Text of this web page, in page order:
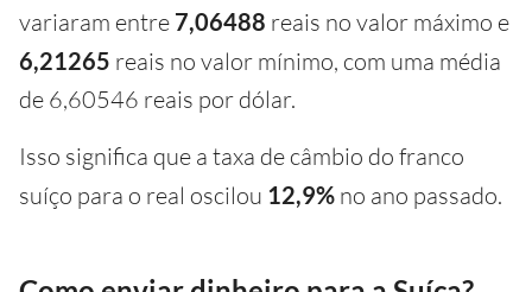
variaram entre 7,06488 reais no valor máximo e
6,21265 reais no valor mínimo, com uma média
de 6,60546 reais por dólar.
Isso significa que a taxa de câmbio do franco
suíço para o real oscilou 12,9% no ano passado.